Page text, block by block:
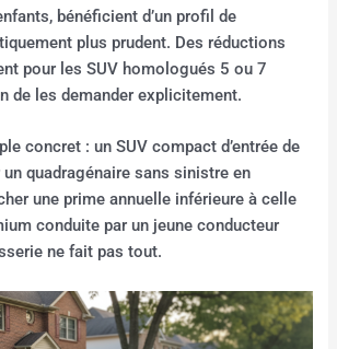
bénéficient d’un profil de
plus prudent. Des réductions
pour les SUV homologués 5 ou 7
de les demander explicitement.
concret : un SUV compact d’entrée de
quadragénaire sans sinistre en
une prime annuelle inférieure à celle
conduite par un jeune conducteur
ne fait pas tout.